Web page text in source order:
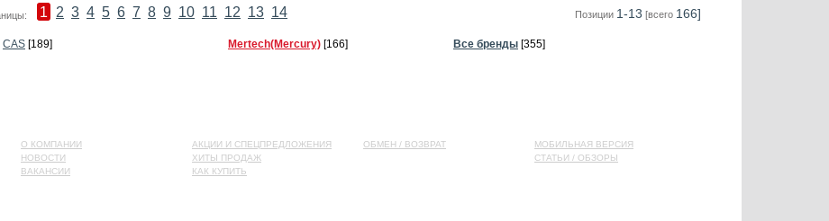
1 2 3 4 5 6 7 8 9 10 11 12 13 14 Позиции 1-13 [всего 166]
CAS [189] Mertech(Mercury) [166] Все бренды [355]
О КОМПАНИИ АКЦИИ И СПЕЦПРЕДЛОЖЕНИЯ ОБМЕН / ВОЗВРАТ
МОБИЛЬНАЯ ВЕРСИЯ
НОВОСТИ
ХИТЫ ПРОДАЖ
СТАТЬИ / ОБЗОРЫ
ВАКАНСИИ
КАК КУПИТЬ